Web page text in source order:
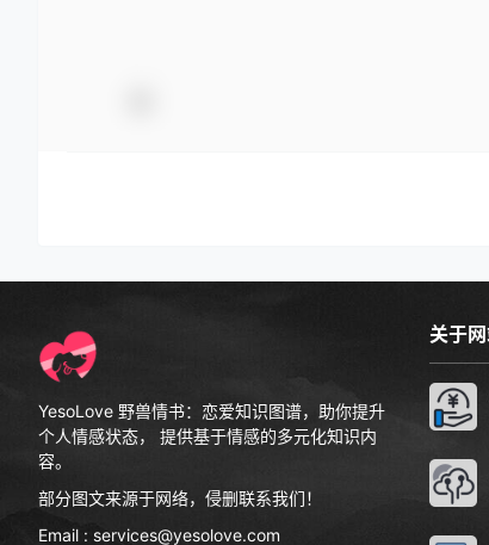
YesoLove 野兽情书：恋爱知识图谱，助你提升
个人情感状态， 提供基于情感的多元化知识内
容。
部分图文来源于网络，侵删联系我们！
Email : services@yesolove.com
关于